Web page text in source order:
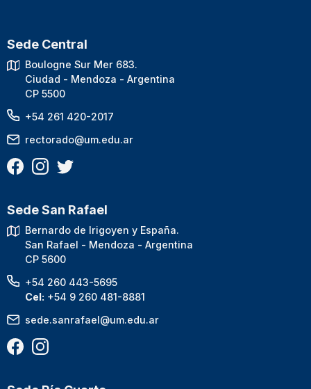
Sede Central
Boulogne Sur Mer 683.
Ciudad - Mendoza - Argentina
CP 5500
+54 261 420-2017
rectorado@um.edu.ar
Sede San Rafael
Bernardo de Irigoyen y España.
San Rafael - Mendoza - Argentina
CP 5600
+54 260 443-5695
Cel: +54 9 260 481-8881
sede.sanrafael@um.edu.ar